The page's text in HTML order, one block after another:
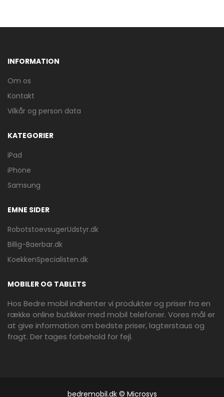
INFORMATION
Om os
Kontakt
Vilkår og person data
KATEGORIER
iPad
iPhone
Samsung
EMNE SIDER
RobotstoevsugerUdstyr.dk
Billig-Baerbar.dk
KoekkenSpecialisten.dk
MOBILER OG TABLETS
Hos Bedre mobil indhenter vi produkter og priser fra en
række online butikker med mobil telefoner. Vores mål er
at give information om bedste priser, lagterstaus og
fragt. Der tages forbehold for fejl.
bedremobil.dk © Microsys